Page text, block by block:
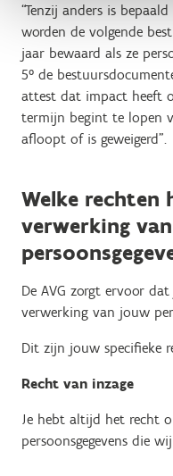
“Tenzij anders is
worden de volgende
jaar bewaard als ze
5° de
attest dat impact heeft
termijn begint te lopen
afloopt of is geweigerd".
Welke rechten
verwerking
De AVG zorgt ervoor
verwerking van jouw
Dit zijn jouw specifieke
Recht van inzage
Je hebt altijd het recht
persoonsgegevens die